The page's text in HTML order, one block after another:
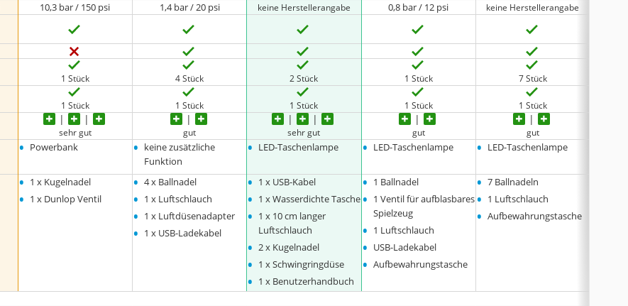
10,3 bar / 150 psi 1,4 bar / 20 psi keine Herstellerangabe 0,8 bar / 12 psi keine Herstellerangabe
1 Stück 4 Stück 2 Stück 1 Stück 7 Stück
1 Stück 1 Stück 1 Stück 1 Stück 1 Stück
sehr gut gut sehr gut gut gut
• Powerbank • keine zusätzliche
Funktion
• LED-Taschenlampe • LED-Taschenlampe • LED-Taschenlampe
• 1 x Kugelnadel
• 1 x Dunlop Ventil
• 4 x Ballnadel
• 1 x Luftschlauch
• 1 x Luftdüsenadapter
• 1 x USB-Ladekabel
• 1 x USB-Kabel
• 1 x Wasserdichte Tasche
• 1 x 10 cm langer
Luftschlauch
• 2 x Kugelnadel
• 1 x Schwingringdüse
• 1 x Benutzerhandbuch
• 1 Ballnadel
• 1 Ventil für aufblasbares
Spielzeug
• 1 Luftschlauch
• USB-Ladekabel
• Aufbewahrungstasche
• 7 Ballnadeln
• 1 Luftschlauch
• Aufbewahrungstasche